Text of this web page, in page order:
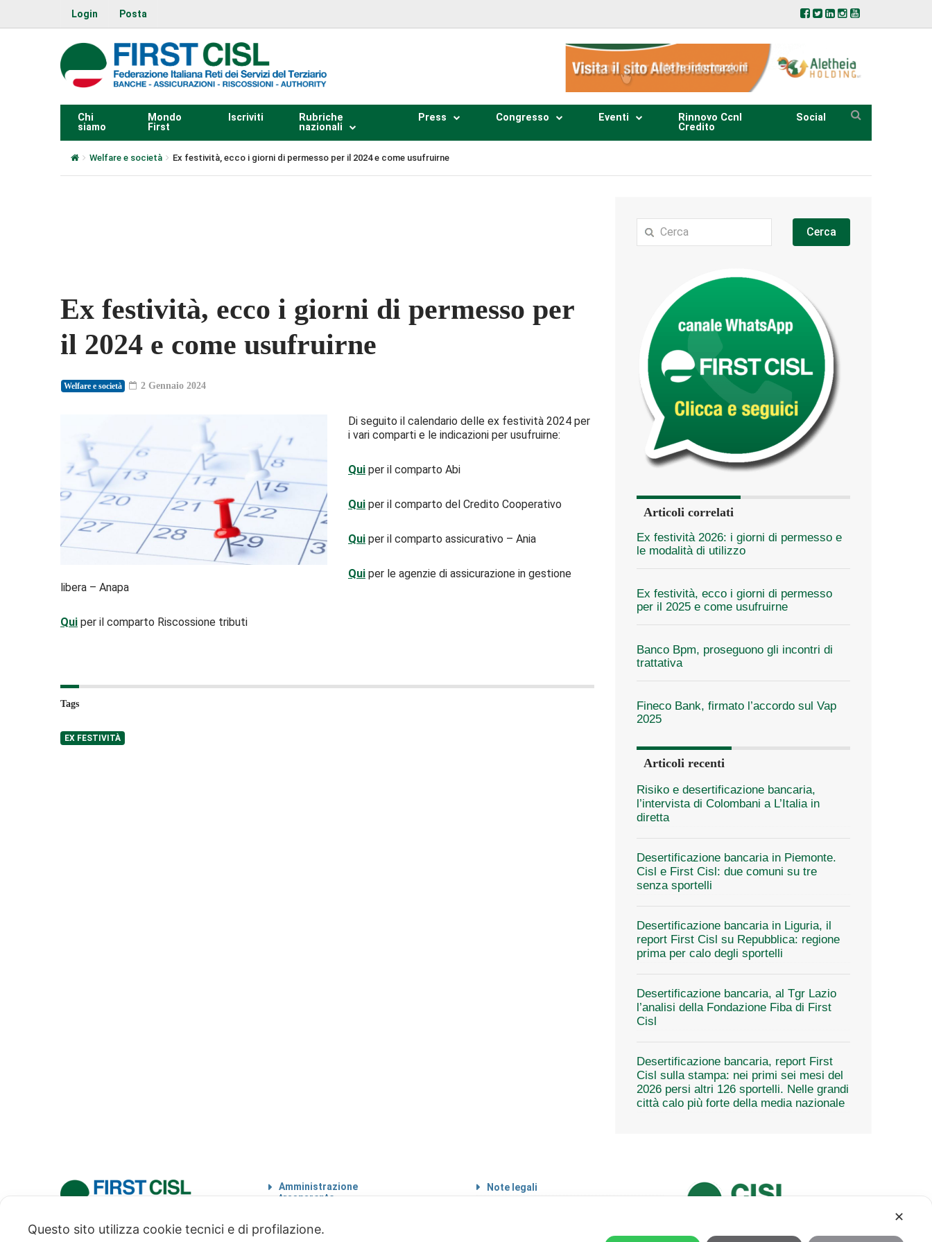
Login Posta
Chi
siamo
Mondo
First
Iscriviti
Rubriche
nazionali
Press Congresso Eventi
Rinnovo Ccnl
Credito
Social
Welfare e società Ex festività, ecco i giorni di permesso per il 2024 e come usufruirne
Ex festività, ecco i giorni di permesso per
il 2024 e come usufruirne
Welfare e società 2 Gennaio 2024
Di seguito il calendario delle ex festività 2024 per
i vari comparti e le indicazioni per usufruirne:
Qui per il comparto Abi
Qui per il comparto del Credito Cooperativo
Qui per il comparto assicurativo – Ania
Qui per le agenzie di assicurazione in gestione
libera – Anapa
Qui per il comparto Riscossione tributi
Tags
EX FESTIVITÀ
Cerca
Articoli correlati
Ex festività 2026: i giorni di permesso e
le modalità di utilizzo
Ex festività, ecco i giorni di permesso
per il 2025 e come usufruirne
Banco Bpm, proseguono gli incontri di
trattativa
Fineco Bank, firmato l’accordo sul Vap
2025
Articoli recenti
Risiko e desertificazione bancaria,
l’intervista di Colombani a L’Italia in
diretta
Desertificazione bancaria in Piemonte.
Cisl e First Cisl: due comuni su tre
senza sportelli
Desertificazione bancaria in Liguria, il
report First Cisl su Repubblica: regione
prima per calo degli sportelli
Desertificazione bancaria, al Tgr Lazio
l’analisi della Fondazione Fiba di First
Cisl
Desertificazione bancaria, report First
Cisl sulla stampa: nei primi sei mesi del
2026 persi altri 126 sportelli. Nelle grandi
città calo più forte della media nazionale
via Modena 5, 00184 Roma
Amministrazione
trasparente
Note legali
✕
Questo sito utilizza cookie tecnici e di profilazione.